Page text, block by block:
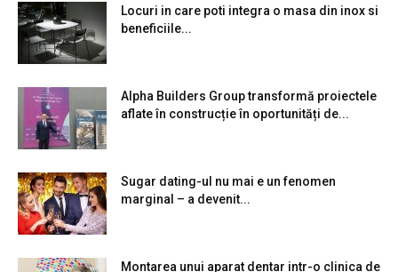
Locuri in care poti integra o masa din inox si
beneficiile...
Alpha Builders Group transformă proiectele
aflate în construcție în oportunități de...
Sugar dating-ul nu mai e un fenomen
marginal – a devenit...
Montarea unui aparat dentar intr-o clinica de